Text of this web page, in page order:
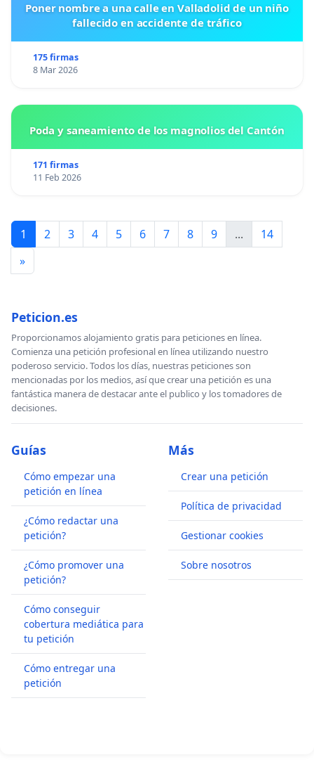
Poner nombre a una calle en Valladolid de un niño
fallecido en accidente de tráfico
175 firmas
8 Mar 2026
Poda y saneamiento de los magnolios del Cantón
171 firmas
11 Feb 2026
1 2 3 4 5 6 7 8 9 ...
14
»
Peticion.es
Proporcionamos alojamiento gratis para peticiones en línea.
Comienza una petición profesional en línea utilizando nuestro
poderoso servicio. Todos los días, nuestras peticiones son
mencionadas por los medios, así que crear una petición es una
fantástica manera de destacar ante el publico y los tomadores de
decisiones.
Guías
Cómo empezar una
petición en línea
¿Cómo redactar una
petición?
¿Cómo promover una
petición?
Cómo conseguir
cobertura mediática para
tu petición
Cómo entregar una
petición
Más
Crear una petición
Política de privacidad
Gestionar cookies
Sobre nosotros